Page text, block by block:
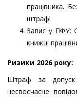
працівника.
штраф!
Запис у ПФУ:
книжці
Ризики 2026 року:
Штраф за
несвоєчасне